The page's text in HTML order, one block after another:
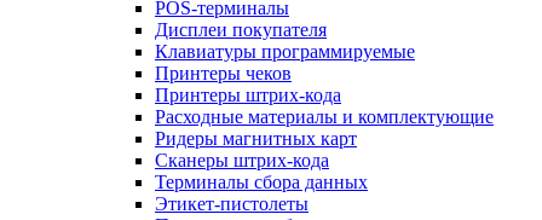
POS-терминалы
Дисплеи покупателя
Клавиатуры программируемые
Принтеры чеков
Принтеры штрих-кода
Расходные материалы и комплектующие
Ридеры магнитных карт
Сканеры штрих-кода
Терминалы сбора данных
Этикет-пистолеты